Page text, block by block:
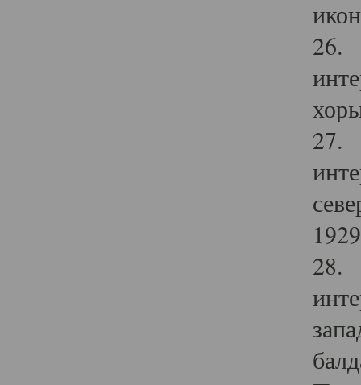
26.
27.
28.